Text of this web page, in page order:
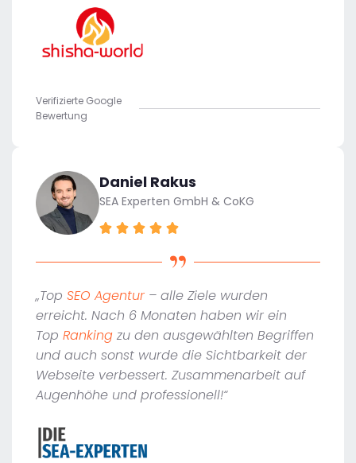
Verifizierte Google
Bewertung
Daniel Rakus
SEA Experten GmbH & CoKG
„Top SEO Agentur – alle Ziele wurden
erreicht. Nach 6 Monaten haben wir ein
Top Ranking zu den ausgewählten Begriffen
und auch sonst wurde die Sichtbarkeit der
Webseite verbessert. Zusammenarbeit auf
Augenhöhe und professionell!“